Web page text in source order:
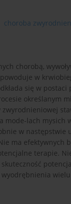
choroba
chorobą,
w
się w
określanym
mode-lach mysich
w następstwie
ma efektywnych
terapie.